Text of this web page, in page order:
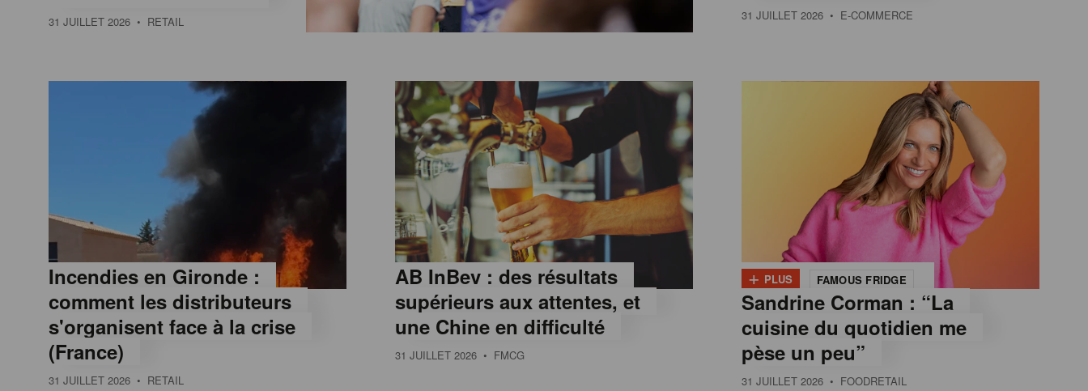
31 JUILLET 2026 • RETAIL 31 JUILLET 2026 • E-COMMERCE
Incendies en Gironde :
comment les distributeurs
s'organisent face à la crise
(France)
31 JUILLET 2026 • RETAIL
AB InBev : des résultats
supérieurs aux attentes, et
une Chine en difficulté
31 JUILLET 2026 • FMCG
+ PLUS FAMOUS FRIDGE
Sandrine Corman : “La
cuisine du quotidien me
pèse un peu”
31 JUILLET 2026 • FOODRETAIL